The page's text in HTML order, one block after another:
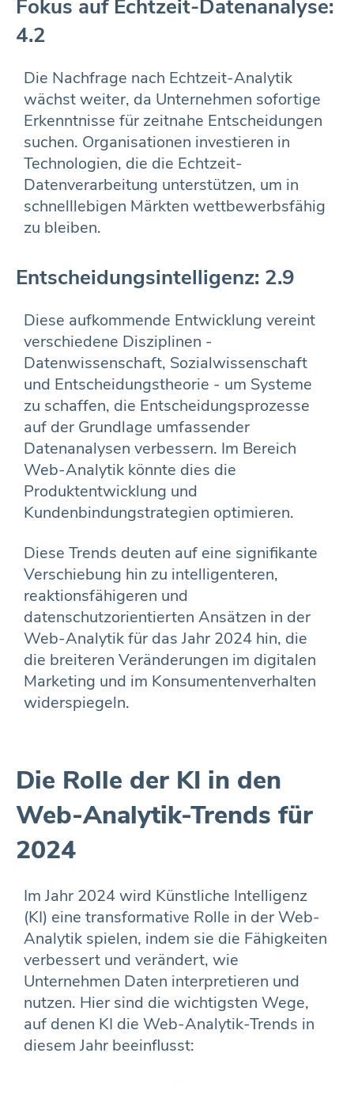
Fokus auf Echtzeit-Datenanalyse:
4.2
Die Nachfrage nach Echtzeit-Analytik
wächst weiter, da Unternehmen sofortige
Erkenntnisse für zeitnahe Entscheidungen
suchen. Organisationen investieren in
Technologien, die die Echtzeit-
Datenverarbeitung unterstützen, um in
schnelllebigen Märkten wettbewerbsfähig
zu bleiben.
Entscheidungsintelligenz: 2.9
Diese aufkommende Entwicklung vereint
verschiedene Disziplinen -
Datenwissenschaft, Sozialwissenschaft
und Entscheidungstheorie - um Systeme
zu schaffen, die Entscheidungsprozesse
auf der Grundlage umfassender
Datenanalysen verbessern. Im Bereich
Web-Analytik könnte dies die
Produktentwicklung und
Kundenbindungstrategien optimieren.
Diese Trends deuten auf eine signifikante
Verschiebung hin zu intelligenteren,
reaktionsfähigeren und
datenschutzorientierten Ansätzen in der
Web-Analytik für das Jahr 2024 hin, die
die breiteren Veränderungen im digitalen
Marketing und im Konsumentenverhalten
widerspiegeln.
Die Rolle der KI in den
Web-Analytik-Trends für
2024
Im Jahr 2024 wird Künstliche Intelligenz
(KI) eine transformative Rolle in der Web-
Analytik spielen, indem sie die Fähigkeiten
verbessert und verändert, wie
Unternehmen Daten interpretieren und
nutzen. Hier sind die wichtigsten Wege,
auf denen KI die Web-Analytik-Trends in
diesem Jahr beeinflusst: